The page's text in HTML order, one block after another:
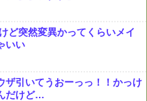
ど突然変異かってくらいメイ
いい
ザ引いてうおーっっ！！かっけ
だけど…